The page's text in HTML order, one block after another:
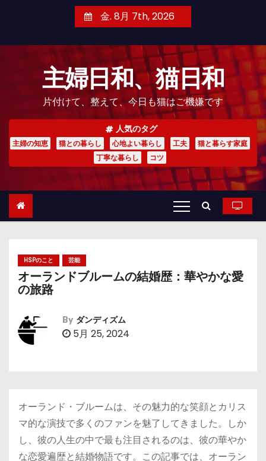
金. 8月 7th, 2026
主婦日和、猫日和
片付けて、整えて、今日も猫はご機嫌です
人気のタグ
主婦の知恵 猫との暮らし 心地よい暮らし 工夫
猫と暮らす家庭
丁寧な暮らし
コツ
HSPのこと 芸能
オーランドブルームの結婚歴：華やかな愛
の旅路
By ダンディズム
5月 25, 2024
オーランド・ブルームは、その魅力的な笑顔とカリス
マ的な演技で多くのファンを魅了してきました。しか
し、彼の人生の中で最も注目されるのは、彼の華やか
な恋愛遍歴と結婚物語です。この記事では、オーラン